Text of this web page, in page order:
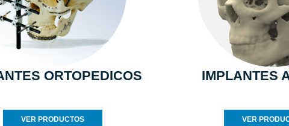
ORTOPEDICOS
VER PRODUCTOS
IMPLANTES
VER